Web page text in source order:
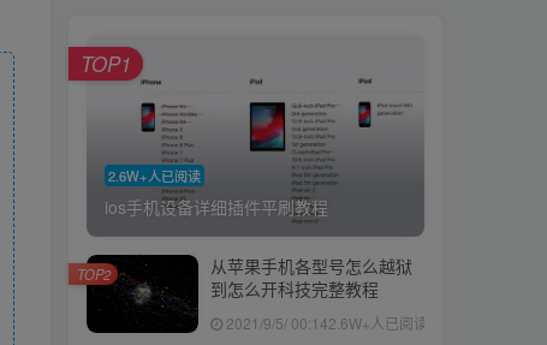
2.6W+人已阅读
ios手机设备详细插件平刷教程
TOP1
从苹果手机各型号怎么越狱
到怎么开科技完整教程
2021/9/5/ 00:142.6W+人已阅读
TOP2